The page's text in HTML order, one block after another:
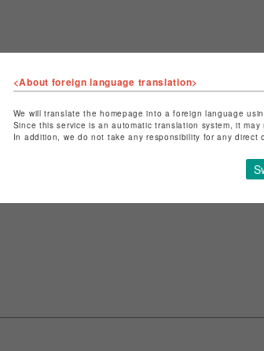
<About foreign language translation>
We will translate the homepage into a foreign language
Since this service is an automatic translation system, it
In addition, we do not take any responsibility for any